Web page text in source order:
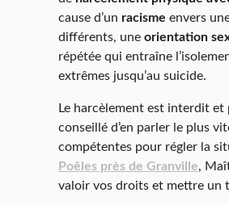
cause d’un racisme envers
différents, une orientation
répétée qui entraîne
extrêmes jusqu’au suicide.
Le harcèlement est interdit
conseillé d’en parler le plus
compétentes pour régler la
Poêles près de Granville,
valoir vos droits et mettre un